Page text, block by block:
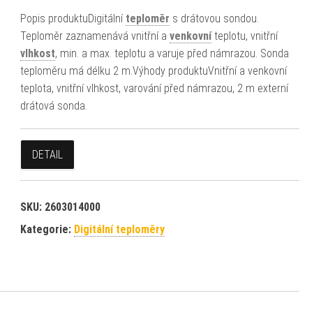
Popis produktuDigitální teploměr s drátovou sondou.
Teploměr zaznamenává vnitřní a venkovníteplotu, vnitřní
vlhkost, min. a max. teplotu a varuje před námrazou. Sonda
teploměru má délku 2 m.Výhody produktuVnitřní a venkovní
teplota, vnitřní vlhkost, varování před námrazou, 2 m externí
drátová sonda.
DETAIL
SKU: 2603014000
Kategorie: Digitální teploměry